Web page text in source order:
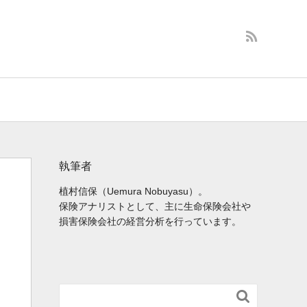
執筆者
植村信保（Uemura Nobuyasu）。
保険アナリストとして、主に生命保険会社や
損害保険会社の経営分析を行っています。
